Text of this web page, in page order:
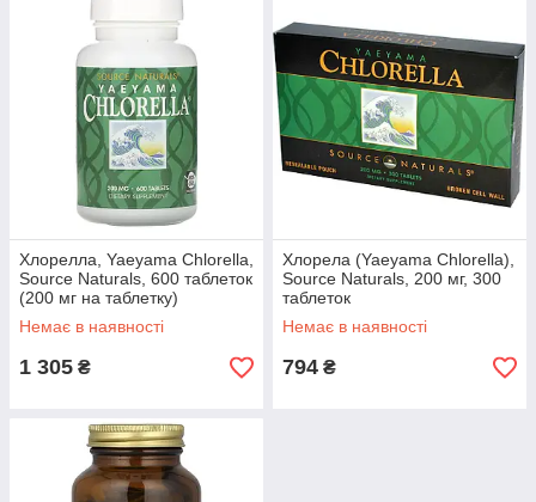
Хлорелла, Yaeyama Chlorella,
Source Naturals, 600 таблеток
(200 мг на таблетку)
Немає в наявності
1 305 ₴
Хлорела (Yaeyama Chlorella),
Source Naturals, 200 мг, 300
таблеток
Немає в наявності
794 ₴